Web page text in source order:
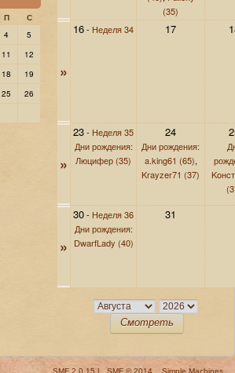
П
С
4
5
11
12
18
19
25
26
(35)
»
16- Неделя 34 17
»
23- Неделя 35
Дни рождения:
Люцифер (35)
24
Дни рождения:
a.king61 (65),
Krayzer71 (37)
»
30- Неделя 36
Дни рождения:
DwarfLady (40)
31
SMF 2.0.15 | SMF © 2014
Simple Machines